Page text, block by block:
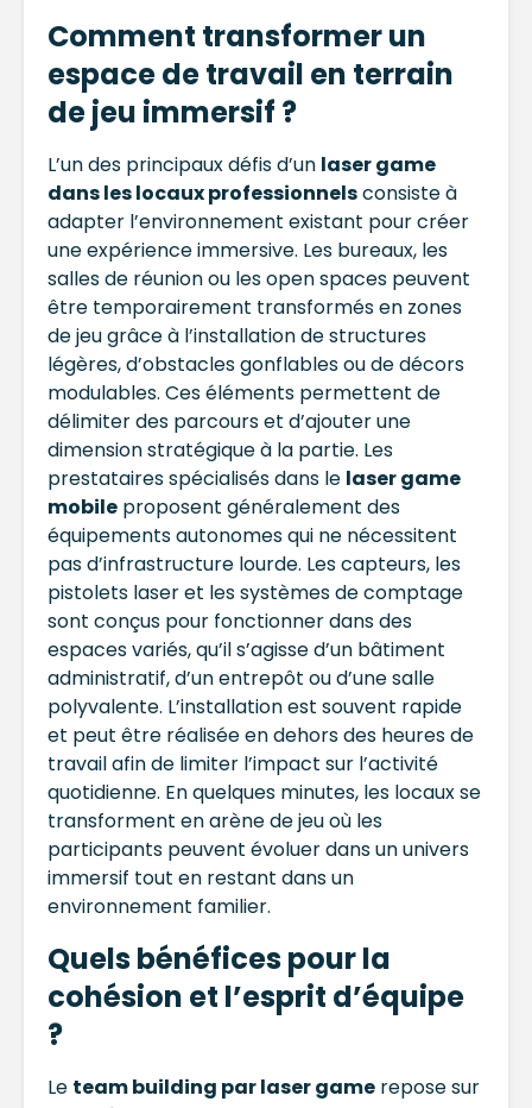
Comment transformer un
espace de travail en terrain
de jeu immersif ?
L’un des principaux défis d’un laser game
dans les locaux professionnelsconsiste à
adapter l’environnement existant pour créer
une expérience immersive. Les bureaux, les
salles de réunion ou les open spaces peuvent
être temporairement transformés en zones
de jeu grâce à l’installation de structures
légères, d’obstacles gonflables ou de décors
modulables. Ces éléments permettent de
délimiter des parcours et d’ajouter une
dimension stratégique à la partie. Les
prestataires spécialisés dans le laser game
mobile proposent généralement des
équipements autonomes qui ne nécessitent
pas d’infrastructure lourde. Les capteurs, les
pistolets laser et les systèmes de comptage
sont conçus pour fonctionner dans des
espaces variés, qu’il s’agisse d’un bâtiment
administratif, d’un entrepôt ou d’une salle
polyvalente. L’installation est souvent rapide
et peut être réalisée en dehors des heures de
travail afin de limiter l’impact sur l’activité
quotidienne. En quelques minutes, les locaux se
transforment en arène de jeu où les
participants peuvent évoluer dans un univers
immersif tout en restant dans un
environnement familier.
Quels bénéfices pour la
cohésion et l’esprit d’équipe
?
Le team building par laser game repose sur